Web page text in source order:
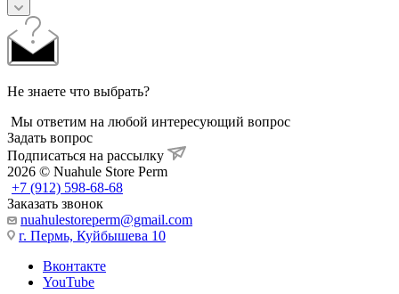
Не знаете что выбрать?
Мы ответим на любой интересующий вопрос
Задать вопрос
Подписаться на рассылку
2026 © Nuahule Store Perm
+7 (912) 598-68-68
Заказать звонок
nuahulestoreperm@gmail.com
г. Пермь, Куйбышева 10
Вконтакте
YouTube